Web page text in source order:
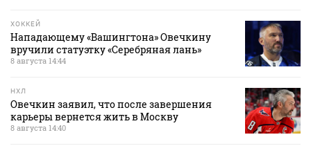
ХОККЕЙ
Нападающему «Вашингтона» Овечкину
вручили статуэтку «Серебряная лань»
8 августа 14:44
НХЛ
Овечкин заявил, что после завершения
карьеры вернется жить в Москву
8 августа 14:40